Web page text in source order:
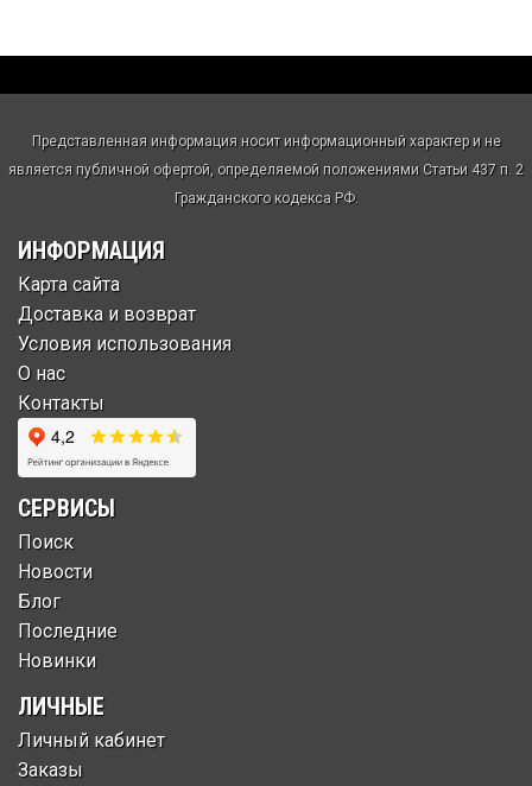
Представленная информация носит информационный характер и не
является публичной офертой, определяемой положениями Статьи 437 п. 2
Гражданского кодекса РФ.
ИНФОРМАЦИЯ
Карта сайта
Доставка и возврат
Условия использования
О нас
Контакты
СЕРВИСЫ
Поиск
Новости
Блог
Последние
Новинки
ЛИЧНЫЕ
Личный кабинет
Заказы